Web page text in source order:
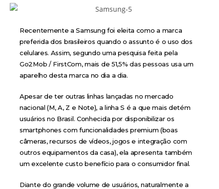
Recentemente a Samsung foi eleita como a marca
preferida dos brasileiros quando o assunto é o uso dos
celulares. Assim, segundo uma pesquisa feita pela
Go2Mob / FirstCom, mais de 51,5% das pessoas usa um
aparelho desta marca no dia a dia.
Apesar de ter outras linhas lançadas no mercado
nacional (M, A, Z e Note), a linha S é a que mais detém
usuários no Brasil. Conhecida por disponibilizar os
smartphones com funcionalidades premium (boas
câmeras, recursos de vídeos, jogos e integração com
outros equipamentos da casa), ela apresenta também
um excelente custo benefício para o consumidor final.
Diante do grande volume de usuários, naturalmente a